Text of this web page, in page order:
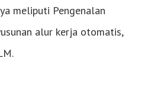
meliputi Pengenalan
alur kerja otomatis,